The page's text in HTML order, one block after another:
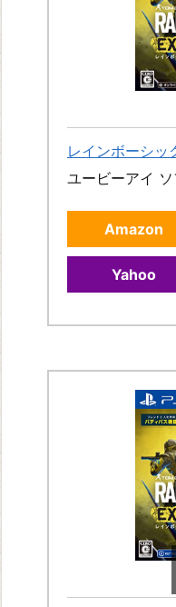
レインボーシッ
ユービーアイ
Amazon
Yahoo